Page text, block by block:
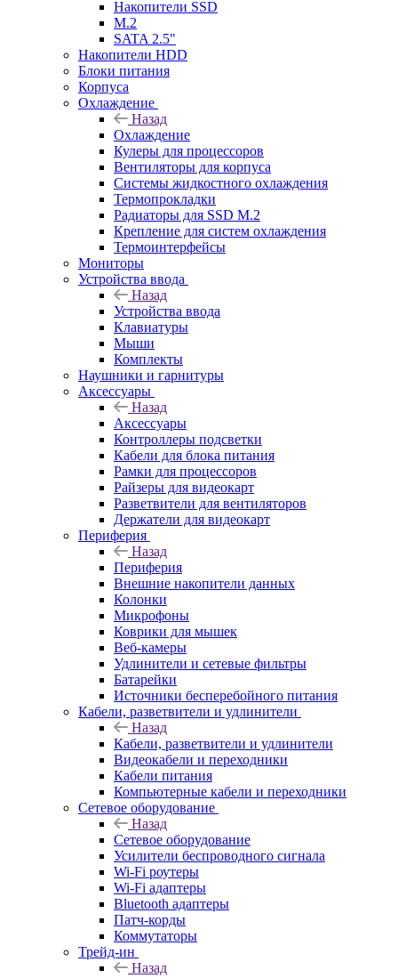
Накопители SSD
M.2
SATA 2.5"
Накопители HDD
Блоки питания
Корпуса
Охлаждение
Назад
Охлаждение
Кулеры для процессоров
Вентиляторы для корпуса
Системы жидкостного охлаждения
Термопрокладки
Радиаторы для SSD M.2
Крепление для систем охлаждения
Термоинтерфейсы
Мониторы
Устройства ввода
Назад
Устройства ввода
Клавиатуры
Мыши
Комплекты
Наушники и гарнитуры
Аксессуары
Назад
Аксессуары
Контроллеры подсветки
Кабели для блока питания
Рамки для процессоров
Райзеры для видеокарт
Разветвители для вентиляторов
Держатели для видеокарт
Периферия
Назад
Периферия
Внешние накопители данных
Колонки
Микрофоны
Коврики для мышек
Веб-камеры
Удлинители и сетевые фильтры
Батарейки
Источники бесперебойного питания
Кабели, разветвители и удлинители
Назад
Кабели, разветвители и удлинители
Видеокабели и переходники
Кабели питания
Компьютерные кабели и переходники
Сетевое оборудование
Назад
Сетевое оборудование
Усилители беспроводного сигнала
Wi-Fi роутеры
Wi-Fi адаптеры
Bluetooth адаптеры
Патч-корды
Коммутаторы
Трейд-ин
Назад